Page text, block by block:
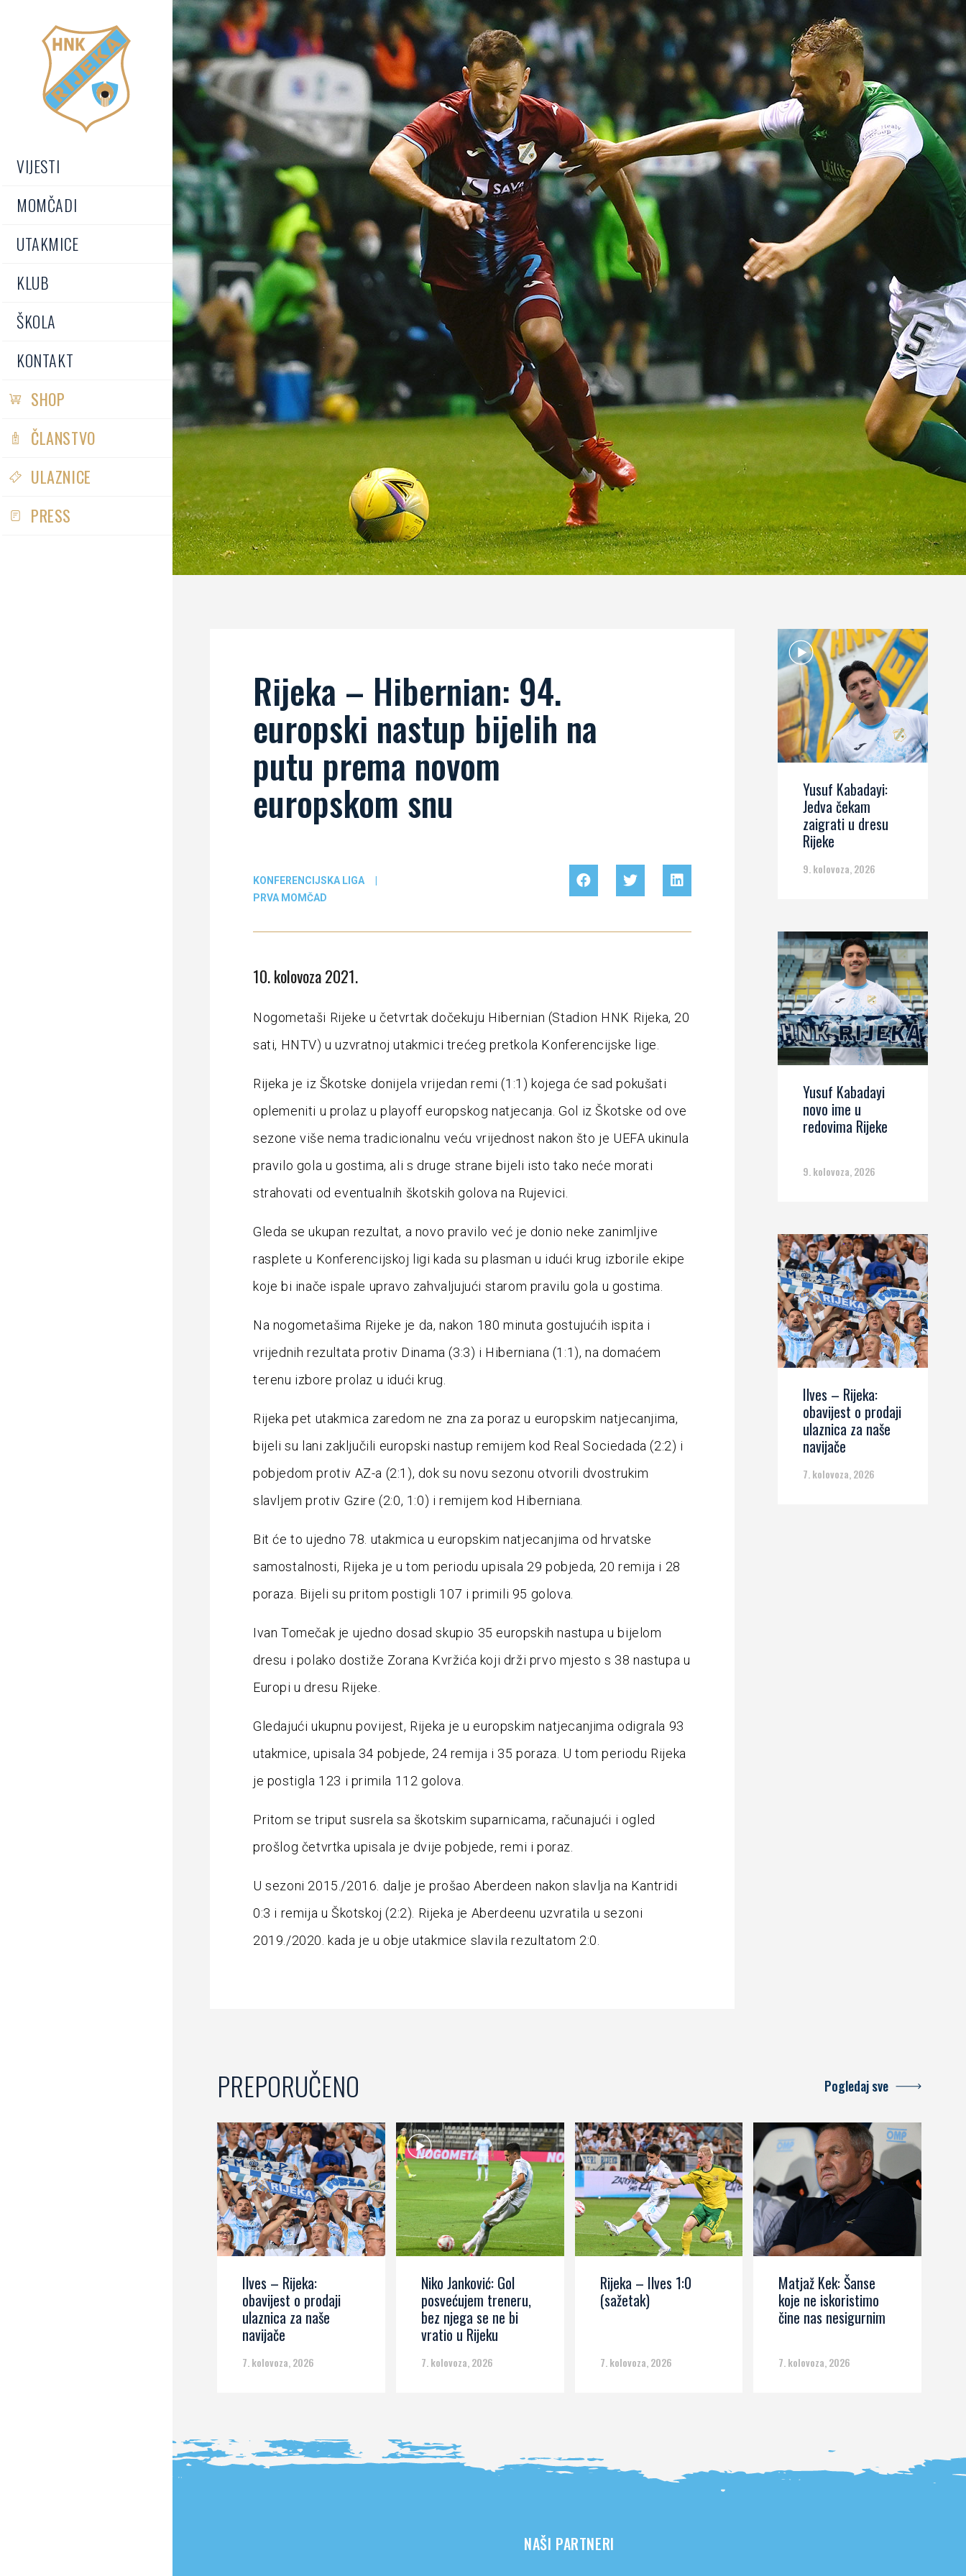
VIJESTI
MOMČADI
UTAKMICE
KLUB
ŠKOLA
KONTAKT
SHOP
ČLANSTVO
ULAZNICE
PRESS
Rijeka – Hibernian: 94.
europski nastup bijelih na
putu prema novom
europskom snu
KONFERENCIJSKA LIGA
PRVA MOMČAD
10. kolovoza 2021.
Nogometaši Rijeke u četvrtak dočekuju Hibernian (Stadion HNK Rijeka, 20
sati, HNTV) u uzvratnoj utakmici trećeg pretkola Konferencijske lige.
Rijeka je iz Škotske donijela vrijedan remi (1:1) kojega će sad pokušati
oplemeniti u prolaz u playoff europskog natjecanja. Gol iz Škotske od ove
sezone više nema tradicionalnu veću vrijednost nakon što je UEFA ukinula
pravilo gola u gostima, ali s druge strane bijeli isto tako neće morati
strahovati od eventualnih škotskih golova na Rujevici.
Gleda se ukupan rezultat, a novo pravilo već je donio neke zanimljive
rasplete u Konferencijskoj ligi kada su plasman u idući krug izborile ekipe
koje bi inače ispale upravo zahvaljujući starom pravilu gola u gostima.
Na nogometašima Rijeke je da, nakon 180 minuta gostujućih ispita i
vrijednih rezultata protiv Dinama (3:3) i Hiberniana (1:1), na domaćem
terenu izbore prolaz u idući krug.
Rijeka pet utakmica zaredom ne zna za poraz u europskim natjecanjima,
bijeli su lani zaključili europski nastup remijem kod Real Sociedada (2:2) i
pobjedom protiv AZ-a (2:1), dok su novu sezonu otvorili dvostrukim
slavljem protiv Gzire (2:0, 1:0) i remijem kod Hiberniana.
Bit će to ujedno 78. utakmica u europskim natjecanjima od hrvatske
samostalnosti, Rijeka je u tom periodu upisala 29 pobjeda, 20 remija i 28
poraza. Bijeli su pritom postigli 107 i primili 95 golova.
Ivan Tomečak je ujedno dosad skupio 35 europskih nastupa u bijelom
dresu i polako dostiže Zorana Kvržića koji drži prvo mjesto s 38 nastupa u
Europi u dresu Rijeke.
Gledajući ukupnu povijest, Rijeka je u europskim natjecanjima odigrala 93
utakmice, upisala 34 pobjede, 24 remija i 35 poraza. U tom periodu Rijeka
je postigla 123 i primila 112 golova.
Pritom se triput susrela sa škotskim suparnicama, računajući i ogled
prošlog četvrtka upisala je dvije pobjede, remi i poraz.
U sezoni 2015./2016. dalje je prošao Aberdeen nakon slavlja na Kantridi
0:3 i remija u Škotskoj (2:2). Rijeka je Aberdeenu uzvratila u sezoni
2019./2020. kada je u obje utakmice slavila rezultatom 2:0.
Yusuf Kabadayi:
Jedva čekam
zaigrati u dresu
Rijeke
9. kolovoza, 2026
Yusuf Kabadayi
novo ime u
redovima Rijeke
9. kolovoza, 2026
Ilves – Rijeka:
obavijest o prodaji
ulaznica za naše
navijače
7. kolovoza, 2026
PREPORUČENO Pogledaj sve
Ilves – Rijeka:
obavijest o prodaji
ulaznica za naše
navijače
7. kolovoza, 2026
Niko Janković: Gol
posvećujem treneru,
bez njega se ne bi
vratio u Rijeku
7. kolovoza, 2026
Rijeka – Ilves 1:0
(sažetak)
7. kolovoza, 2026
Matjaž Kek: Šanse
koje ne iskoristimo
čine nas nesigurnim
7. kolovoza, 2026
NAŠI PARTNERI